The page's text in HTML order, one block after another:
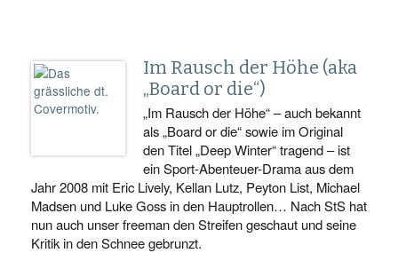
Im Rausch der Höhe (aka
„Board or die“)
„Im Rausch der Höhe“ – auch bekannt
als „Board or die“ sowie im Original
den Titel „Deep Winter“ tragend – ist
ein Sport-Abenteuer-Drama aus dem
Jahr 2008 mit Eric Lively, Kellan Lutz, Peyton List, Michael
Madsen und Luke Goss in den Hauptrollen… Nach StS hat
nun auch unser freeman den Streifen geschaut und seine
Kritik in den Schnee gebrunzt.